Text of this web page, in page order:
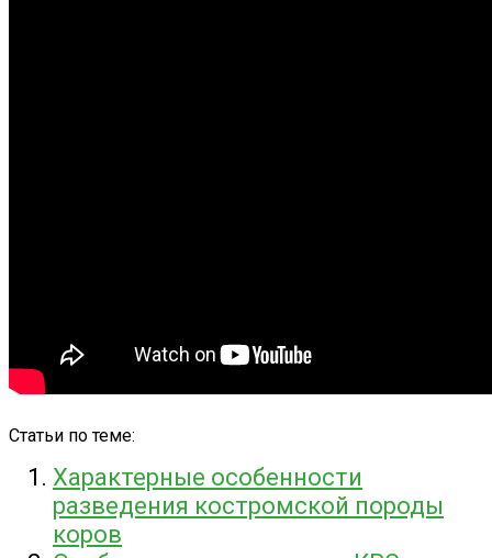
Статьи по теме:
Характерные особенности
разведения костромской породы
коров